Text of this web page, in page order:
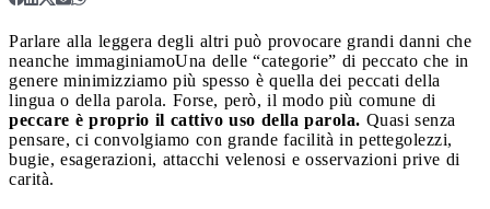
Parlare alla leggera degli altri può provocare grandi danni che
neanche immaginiamoUna delle “categorie” di peccato che in
genere minimizziamo più spesso è quella dei peccati della
lingua o della parola. Forse, però, il modo più comune di
peccare è proprio il cattivo uso della parola. Quasi senza
pensare, ci convolgiamo con grande facilità in pettegolezzi,
bugie, esagerazioni, attacchi velenosi e osservazioni prive di
carità.